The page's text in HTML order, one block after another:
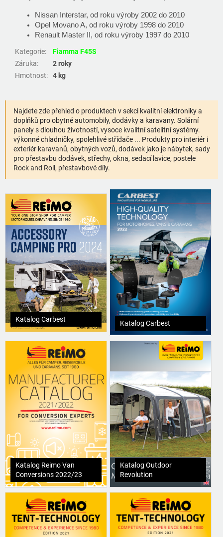
Nissan Interstar, od roku výroby 2002 do 2010
Opel Movano A, od roku výroby 1998 do 2010
Renault Master II, od roku výroby 1997 do 2010
Kategorie:
Fiamma F45S
Záruka:
2 roky
Hmotnost: 4 kg
Najdete zde přehled o produktech v sekci kvalitní elektroniky a
doplňků pro obytné automobily, dodávky a karavany. Solární
panely s dlouhou životností, vysoce kvalitní satelitní systémy.
výkonné chladničky, spolehlivé střídače ... Produkty pro interiér i
exteriér karavanů, obytných vozů, dodávek jako je nábytek, sady
pro přestavbu dodávek, střechy, okna, sedací lavice, postele
Rock and Roll, přestavbové díly.
Katalog Carbest
Katalog Carbest
Katalog Reimo Van
Conversions 2022/23
Katalog Outdoor
Revolution